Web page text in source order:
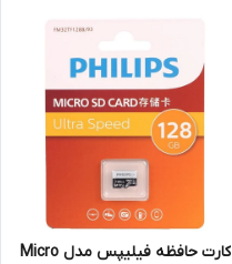
کارت حافظه فیلیپس مدل Micro